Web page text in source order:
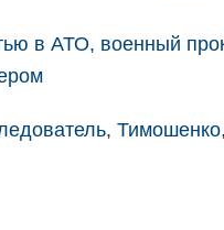
в АТО, военный
, Тимошенко